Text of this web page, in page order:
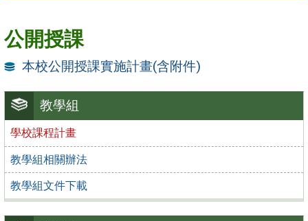
教學組
學校課程計畫
教學組相關辦法
教學組文件下載
公開授課
本校公開授課實施計畫(含附件)